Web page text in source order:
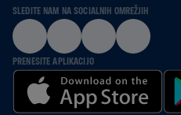
SLEDITE NAM NA SOCIALNIH OMREŽJIH
PRENESITE APLIKACIJO